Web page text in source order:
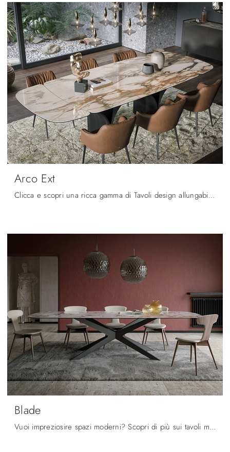
Arco Ext
Clicca e scopri una ricca gamma di Tavoli design allungabili da pranzo! Il modello Arco Ext di Tonin Casa ti aspetta.
Blade
Vuoi impreziosire spazi moderni? Scopri di più sui tavoli moderni fissi: il modello da pranzo Blade ti attende.